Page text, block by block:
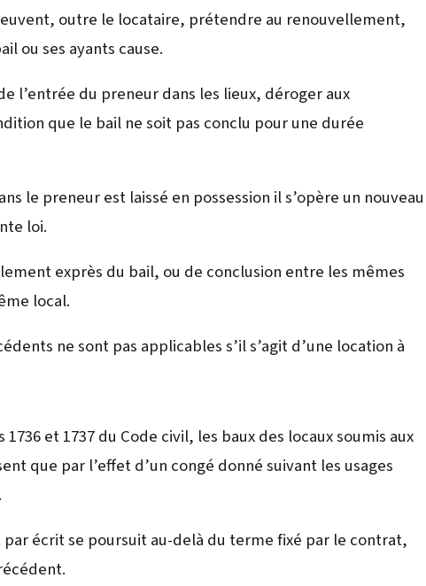
outre le locataire, prétendre au renouvellement,
ou ses ayants cause.
l’entrée du preneur dans les lieux, déroger aux
que le bail ne soit pas conclu pour une durée
le preneur est laissé en possession il s’opère un nouveau
loi.
exprès du bail, ou de conclusion entre les mêmes
local.
ne sont pas applicables s’il s’agit d’une location à
1736 et 1737 du Code civil, les baux des locaux soumis aux
que par l’effet d’un congé donné suivant les usages
écrit se poursuit au-delà du terme fixé par le contrat,